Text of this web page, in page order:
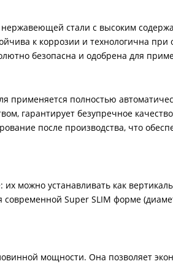
стали с высоким
к коррозии и технологична
безопасна и одобрена для
применяется полностью
гарантирует безупречное
после производства, что
можно устанавливать как
Super SLIM форме
мощности. Она позволяет